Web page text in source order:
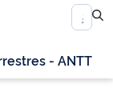
- ANTT